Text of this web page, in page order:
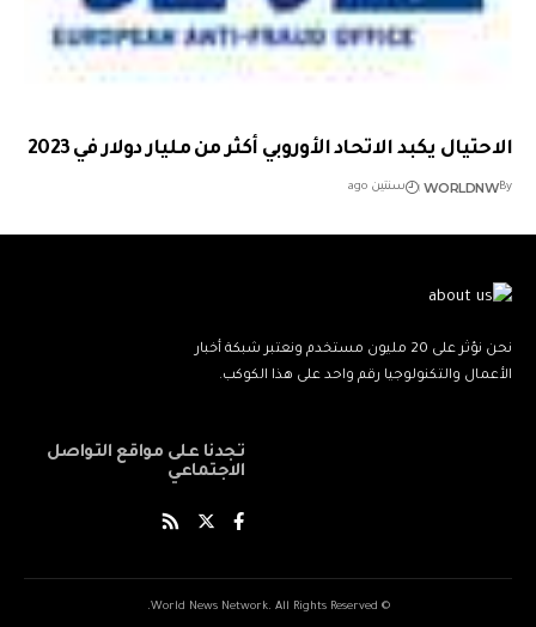
الاحتيال يكبد الاتحاد الأوروبي أكثر من مليار دولار في 2023
By
WORLDNW سنتين ago
نحن نؤثر على 20 مليون مستخدم ونعتبر شبكة أخبار
الأعمال والتكنولوجيا رقم واحد على هذا الكوكب.
تجدنا على مواقع التواصل
الاجتماعي
© World News Network. All Rights Reserved.